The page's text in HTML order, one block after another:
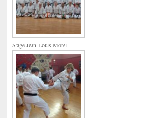
Stage Jean-Louis Morel